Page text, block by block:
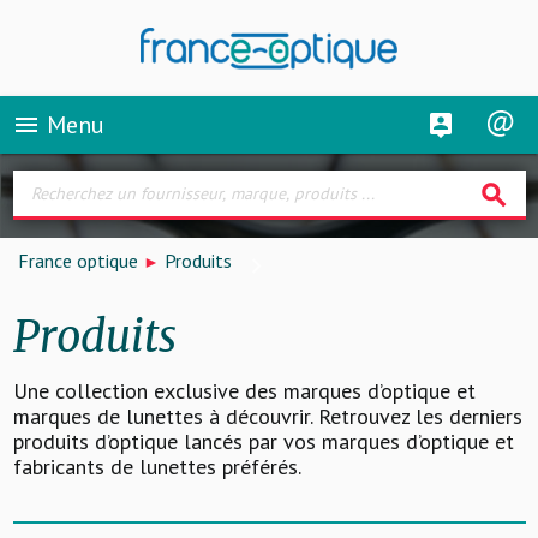
menu Menu
search
France optique Produits
Produits
Une collection exclusive des marques d’optique et
marques de lunettes à découvrir. Retrouvez les derniers
produits d’optique lancés par vos marques d’optique et
fabricants de lunettes préférés.